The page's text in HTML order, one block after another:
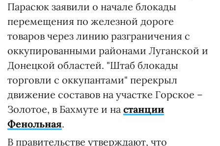
Парасюк заявили о начале блокады
перемещения по железной дороге
товаров через линию разграничения с
оккупированными районами Луганской и
Донецкой областей. "Штаб блокады
торговли с оккупантами" перекрыл
движение составов на участке Горское –
Золотое, в Бахмуте и на станции
Фенольная.
В правительстве утверждают, что